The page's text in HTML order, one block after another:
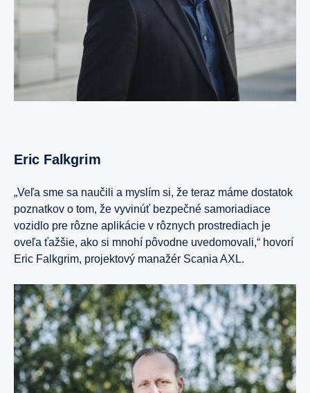
Eric Falkgrim
„Veľa sme sa naučili a myslím si, že teraz máme dostatok
poznatkov o tom, že vyvinúť bezpečné samoriadiace
vozidlo pre rôzne aplikácie v rôznych prostrediach je
oveľa ťažšie, ako si mnohí pôvodne uvedomovali,“ hovorí
Eric Falkgrim, projektový manažér Scania AXL.